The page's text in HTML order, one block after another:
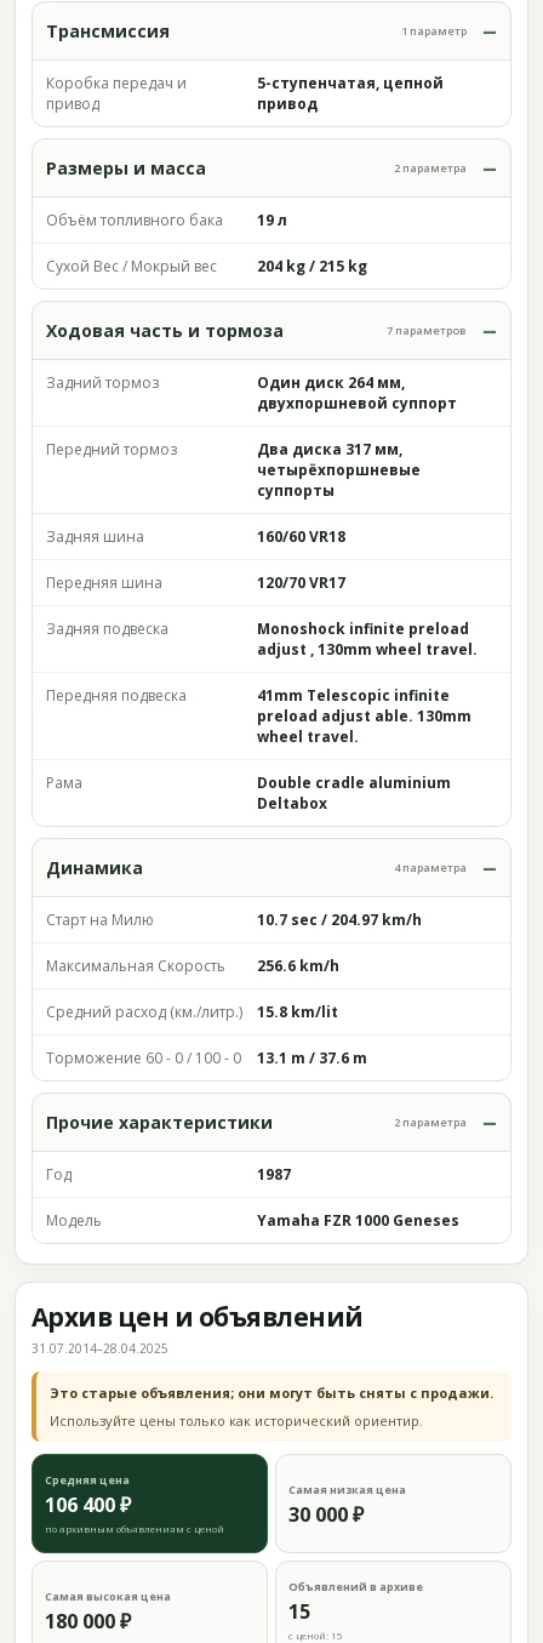
Трансмиссия 1 параметр
Коробка передач и
привод
5-ступенчатая, цепной
привод
Размеры и масса 2 параметра
Объём топливного бака 19 л
Сухой Вес / Мокрый вес 204 kg / 215 kg
Ходовая часть и тормоза 7 параметров
Задний тормоз
Один диск 264 мм,
двухпоршневой суппорт
Передний тормоз
Два диска 317 мм,
четырёхпоршневые
суппорты
Задняя шина 160/60 VR18
Передняя шина 120/70 VR17
Задняя подвеска
Monoshock infinite preload
adjust , 130mm wheel travel.
Передняя подвеска
41mm Telescopic infinite
preload adjust able. 130mm
wheel travel.
Рама
Double cradle aluminium
Deltabox
Динамика 4 параметра
Старт на Милю 10.7 sec / 204.97 km/h
Максимальная Скорость 256.6 km/h
Средний расход (км./литр.) 15.8 km/lit
Торможение 60 - 0 / 100 - 0 13.1 m / 37.6 m
Прочие характеристики 2 параметра
Год 1987
Модель Yamaha FZR 1000 Geneses
Архив цен и объявлений
31.07.2014–28.04.2025
Это старые объявления; они могут быть сняты с продажи.
Используйте цены только как исторический ориентир.
Средняя цена
106 400 ₽
по архивным объявлениям с ценой
Самая низкая цена
30 000 ₽
Самая высокая цена
180 000 ₽
Объявлений в архиве
15
с ценой: 15